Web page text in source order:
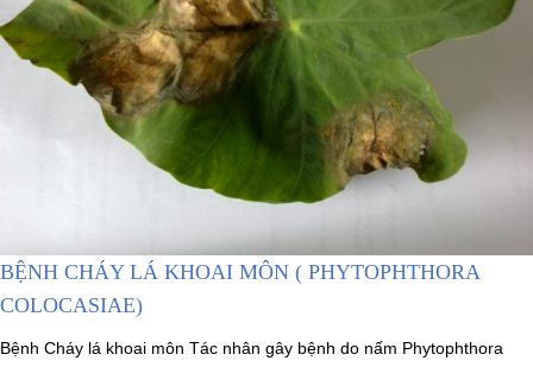
BỆNH CHÁY LÁ KHOAI MÔN ( PHYTOPHTHORA
COLOCASIAE)
Bệnh Cháy lá khoai môn Tác nhân gây bệnh do nấm Phytophthora